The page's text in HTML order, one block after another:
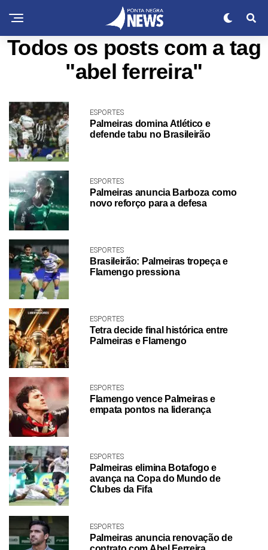
Todos os posts com a tag
"abel ferreira"
ESPORTES
Palmeiras domina Atlético e
defende tabu no Brasileirão
ESPORTES
Palmeiras anuncia Barboza como
novo reforço para a defesa
ESPORTES
Brasileirão: Palmeiras tropeça e
Flamengo pressiona
ESPORTES
Tetra decide final histórica entre
Palmeiras e Flamengo
ESPORTES
Flamengo vence Palmeiras e
empata pontos na liderança
ESPORTES
Palmeiras elimina Botafogo e
avança na Copa do Mundo de
Clubes da Fifa
ESPORTES
Palmeiras anuncia renovação de